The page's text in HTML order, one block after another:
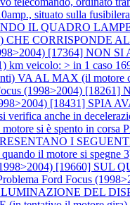
situato sulla
IL QUADRO
CHE CORRISPONDE
[17364] NON
veicolo: > in 1 caso
VA AL MAX (il motore
(1998>2004)
[18431] SPIA
anche in
si è spento in corsa
I
il motore si spegne
[19660] SUL
Ford Focus
DEL